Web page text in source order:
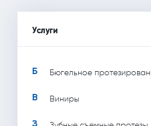
Услуги
Б Бюгельное
В Виниры